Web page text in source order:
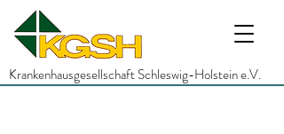
Krankenhausgesellschaft Schleswig-Holstein e.V.